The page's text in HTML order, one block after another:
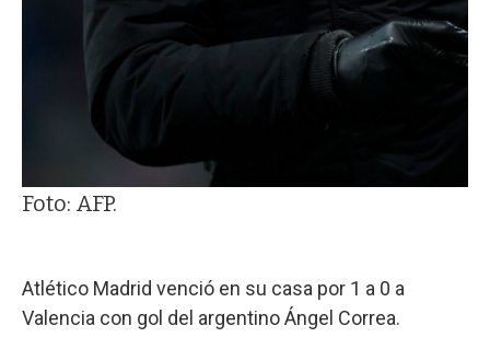
Foto: AFP.
Atlético Madrid venció en su casa por 1 a 0 a
Valencia con gol del argentino Ángel Correa.